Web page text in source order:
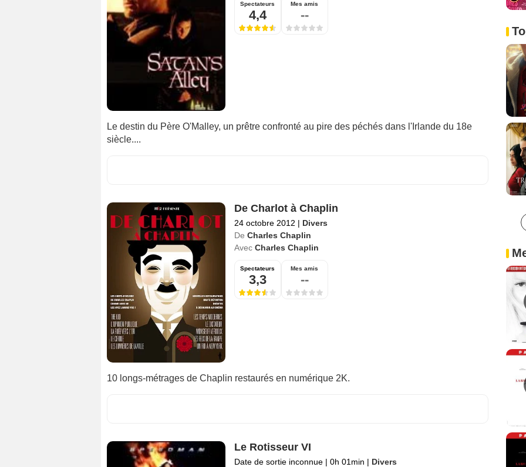
Spectateurs
4,4
Mes amis
--
Le destin du Père O'Malley, un prêtre confronté au pire des péchés dans l'Irlande du 18e
siècle....
De Charlot à Chaplin
24 octobre 2012 | Divers
De Charles Chaplin
Avec Charles Chaplin
Spectateurs
3,3
Mes amis
--
10 longs-métrages de Chaplin restaurés en numérique 2K.
Le Rotisseur VI
Date de sortie inconnue | 0h 01min | Divers